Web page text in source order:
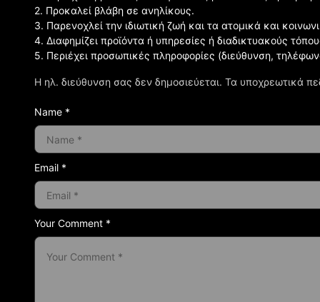
Η ηλ. διεύθυνση σας δεν δημοσιεύεται. Τα υποχρεωτικά
Your Comment *
2. Προκαλεί βλάβη σε ανηλίκους.
3. Παρενοχλεί την ιδιωτική ζωή και τα ατομικά και
4. Διαφημίζει προϊόντα ή υπηρεσίες ή διαδικτυακούς
5. Περιέχει προσωπικές πληροφορίες (διεύθυνση,
Name *
Email *